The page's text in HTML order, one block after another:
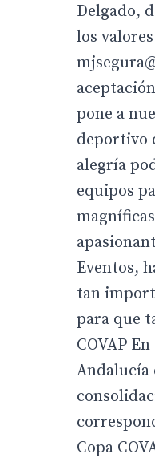
Delgado,
los
pone a
deportivo
alegría
equipos
Eventos,
tan
para que
COVAP
Andalucía
Copa